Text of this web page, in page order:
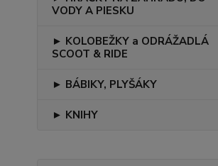
VODY A PIESKU
► KOLOBEŽKY a ODRÁŽADLÁ
SCOOT & RIDE
► BÁBIKY, PLYŠÁKY
► KNIHY